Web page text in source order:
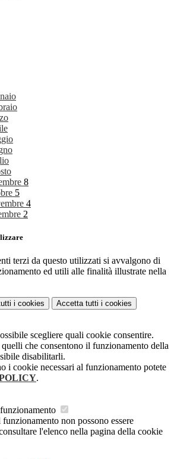
8
5
4
2
terzi da questo utilizzati si avvalgono di
ed utili alle finalità illustrate nella
i cookies Accetta tutti i cookies
scegliere quali cookie consentire.
che consentono il funzionamento della
disabilitarli.
i cookie necessari al funzionamento potete
.
non possono essere
l'elenco nella pagina della cookie